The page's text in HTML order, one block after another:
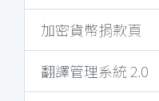
加密貨幣捐款頁
翻譯管理系統 2.0